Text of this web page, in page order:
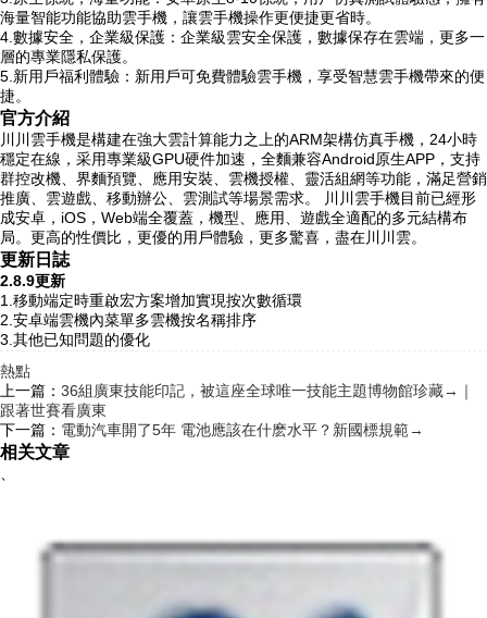
海量智能功能協助雲手機，讓雲手機操作更便捷更省時。
4.數據安全，企業級保護：企業級雲安全保護，數據保存在雲端，更多一
層的專業隱私保護。
5.新用戶福利體驗：新用戶可免費體驗雲手機，享受智慧雲手機帶來的便
捷。
官方介紹
川川雲手機是構建在強大雲計算能力之上的ARM架構仿真手機，24小時
穩定在線，采用專業級GPU硬件加速，全麵兼容Android原生APP，支持
群控改機、界麵預覽、應用安裝、雲機授權、靈活組網等功能，滿足營銷
推廣、雲遊戲、移動辦公、雲測試等場景需求。 川川雲手機目前已經形
成安卓，iOS，Web端全覆蓋，機型、應用、遊戲全適配的多元結構布
局。更高的性價比，更優的用戶體驗，更多驚喜，盡在川川雲。
更新日誌
2.8.9更新
1.移動端定時重啟宏方案增加實現按次數循環
2.安卓端雲機內菜單多雲機按名稱排序
3.其他已知問題的優化
熱點
上一篇： 36組廣東技能印記，被這座全球唯一技能主題博物館珍藏→｜
跟著世賽看廣東
下一篇： 電動汽車開了5年 電池應該在什麽水平？新國標規範→
相关文章
、